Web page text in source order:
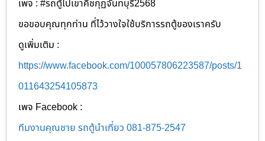
เพจ : #รถตู้ไปเขาคิชกุฏจันทบุรี2568
ขอขอบคุณทุกท่าน ที่ไว้วางใจใช้บริการรถตู้ของเราครับ
ดูเพิ่มเติม :
https://www.facebook.com/100057806223587/posts/1
011643254105873
เพจ Facebook :
ทีมงานคุณชาย รถตู้นำเที่ยว 081-875-2547